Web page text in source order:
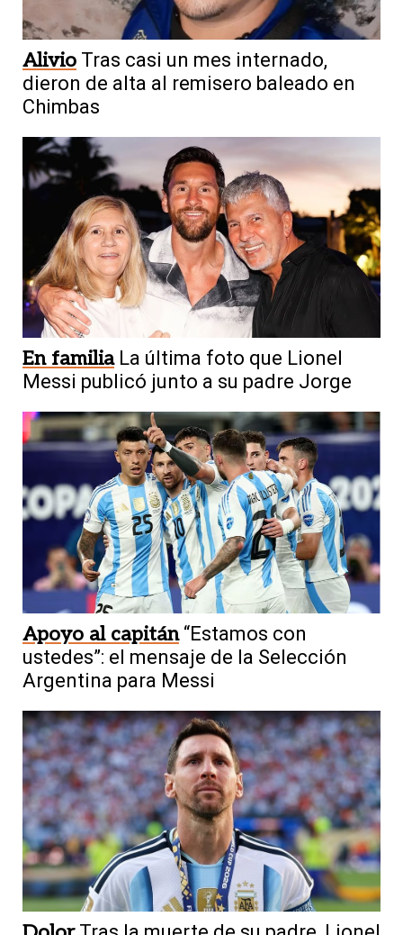
Alivio Tras casi un mes internado,
dieron de alta al remisero baleado en
Chimbas
En familia La última foto que Lionel
Messi publicó junto a su padre Jorge
Apoyo al capitán “Estamos con
ustedes”: el mensaje de la Selección
Argentina para Messi